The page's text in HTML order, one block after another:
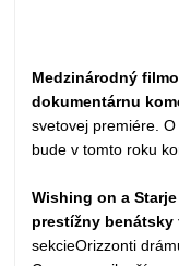
Medzinárodný
dokumentárnu
svetovej premiére.
bude v tomto roku
Wishing on a
prestížny benátsky
sekcieOrizzonti